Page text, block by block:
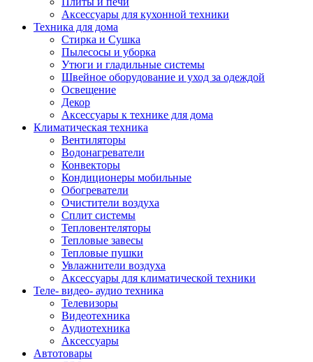
Аксессуары для кухонной техники
Техника для дома
Стирка и Сушка
Пылесосы и уборка
Утюги и гладильные системы
Швейное оборудование и уход за одеждой
Освещение
Декор
Аксессуары к технике для дома
Климатическая техника
Вентиляторы
Водонагреватели
Конвекторы
Кондиционеры мобильные
Обогреватели
Очистители воздуха
Сплит системы
Тепловентеляторы
Тепловые завесы
Тепловые пушки
Увлажнители воздуха
Аксессуары для климатической техники
Теле- видео- аудио техника
Телевизоры
Видеотехника
Аудиотехника
Аксессуары
Автотовары